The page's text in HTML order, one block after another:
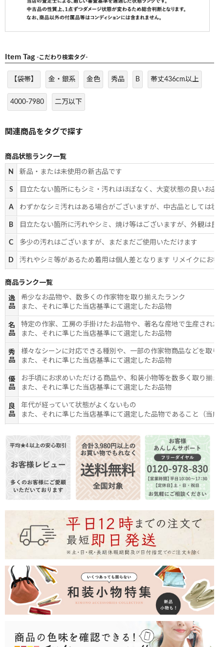
Item Tag -こだわり検索タグ-
【袋帯】 金・銀系 金色 秀品 B 帯丈436cm以上
4000-7980 二万以下
商品状態ランク一覧
N 新品・または未使用の新古品です
S 目立たない箇所にもシミ・汚れはほぼなく、大変状態の良いお
A わずかなシミ汚れはある場合がございますが、中古品としては
B 目立たない箇所に汚れやシミ、焼け等はございますが、外観は
C 多少の汚れはございますが、まだまだご使用いただけます
D 汚れやシミ等があるため着用は個人差となります リメイクにお
商品ランク一覧
逸
品
希少なお品物や、数多くの作家物を取り揃えたランク
また、それに準じた当店基準にて選定したお品物
名
品
特定の作家、工房の手掛けたお品物や、著名な産地で生産され
また、それに準じた当店基準にて選定したお品物
秀
品
様々なシーンに対応できる種別や、一部の作家物商品などを取
また、それに準じた当店基準にて選定したお品物
優
品
お手頃にお求めいただける商品や、和装小物等を数多く取り揃
また、それに準じた当店基準にて選定したお品物
良
品
年代が経っていて状態がよくないもの
また、それに準じた当店基準にて選定した品物であること（当